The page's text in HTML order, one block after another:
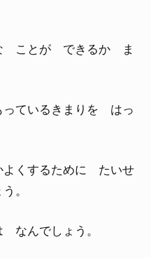
ことが できるか ま
ているきまりを はっ
くするために たいせ
。
んでしょう。